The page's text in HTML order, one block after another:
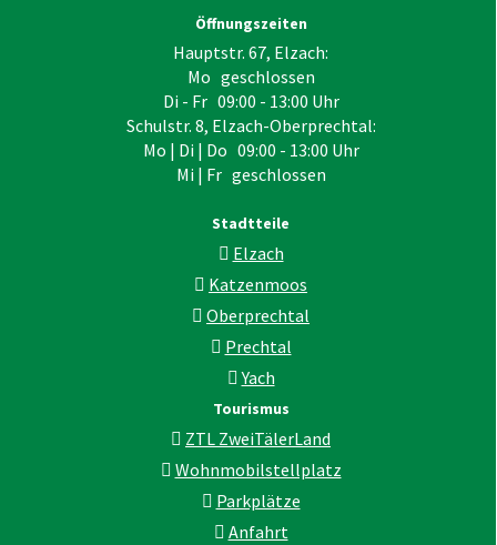
Öffnungszeiten
Hauptstr. 67, Elzach:
Mo geschlossen
Di - Fr 09:00 - 13:00 Uhr
Schulstr. 8, Elzach-Oberprechtal:
Mo | Di | Do 09:00 - 13:00 Uhr
Mi | Fr geschlossen
Stadtteile
Elzach
Katzenmoos
Oberprechtal
Prechtal
Yach
Tourismus
ZTL ZweiTälerLand
Wohnmobilstellplatz
Parkplätze
Anfahrt